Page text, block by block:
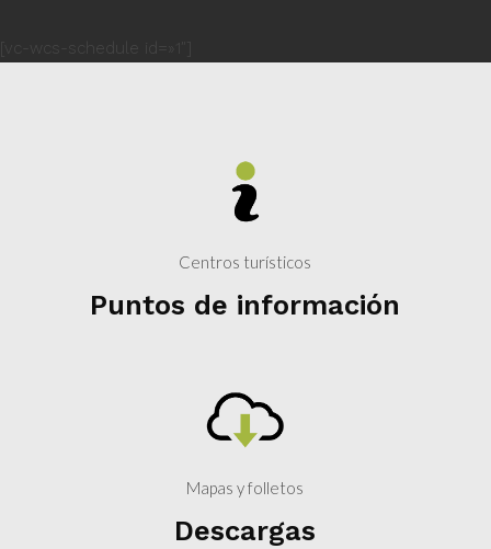
[vc-wcs-schedule id=»1″]
Centros turísticos
Puntos de información
Mapas y folletos
Descargas